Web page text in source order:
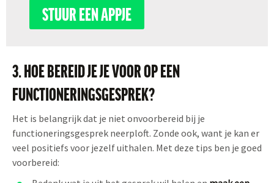
STUUR EEN APPJE
3. HOE BEREID JE JE VOOR OP EEN
FUNCTIONERINGSGESPREK?
Het is belangrijk dat je niet onvoorbereid bij je
functioneringsgesprek neerploft. Zonde ook, want je kan er
veel positiefs voor jezelf uithalen. Met deze tips ben je goed
voorbereid: